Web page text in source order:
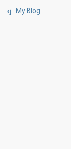
My Blog